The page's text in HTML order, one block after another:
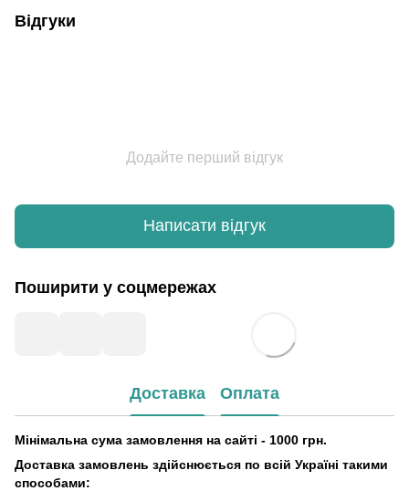
Відгуки
Додайте перший відгук
Написати відгук
Поширити у соцмережах
Доставка Оплата
Мінімальна сума замовлення на сайті - 1000 грн.
Доставка замовлень здійснюється по всій Україні такими
способами: